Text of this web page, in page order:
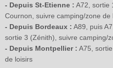
- Depuis St-Etienne : A72, sortie
Cournon, suivre camping/zone de
- Depuis Bordeaux : A89, puis
sortie 3 (Zénith), suivre camping/
- Depuis Montpellier : A75,
de loisirs